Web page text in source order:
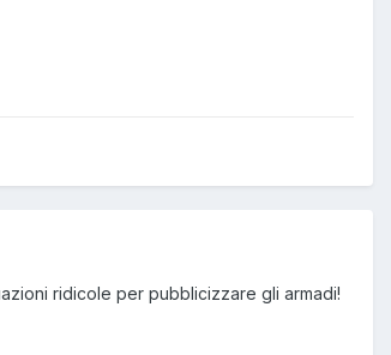
ridicole per pubblicizzare gli armadi!